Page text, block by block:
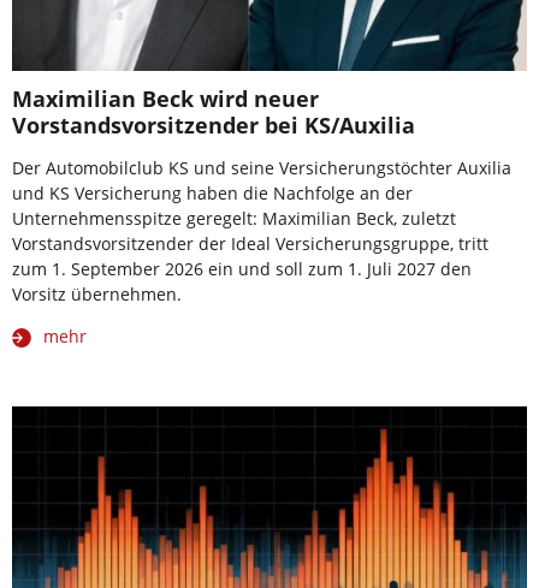
Maximilian Beck wird neuer
Vorstandsvorsitzender bei KS/Auxilia
Der Automobilclub KS und seine Versicherungstöchter Auxilia
und KS Versicherung haben die Nachfolge an der
Unternehmensspitze geregelt: Maximilian Beck, zuletzt
Vorstandsvorsitzender der Ideal Versicherungsgruppe, tritt
zum 1. September 2026 ein und soll zum 1. Juli 2027 den
Vorsitz übernehmen.
mehr